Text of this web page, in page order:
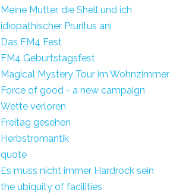
Meine Mutter, die Shell und ich
idiopathischer Pruritus ani
Das FM4 Fest
FM4 Geburtstagsfest
Magical Mystery Tour im Wohnzimmer
Force of good - a new campaign
Wette verloren
Freitag gesehen
Herbstromantik
quote
Es muss nicht immer Hardrock sein
the ubiquity of facilities